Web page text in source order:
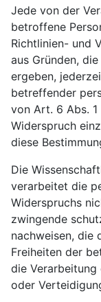
Jede von der
betroffene
Richtlinien- und
aus Gründen,
ergeben,
betreffender
von Art. 6 Abs.
Widerspruch
diese
Die
verarbeitet die
Widerspruchs
zwingende
nachweisen, die
Freiheiten der
die Verarbeitung
oder